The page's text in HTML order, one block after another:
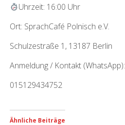
Uhrzeit: 16:00 Uhr
Ort: SprachCafé Polnisch e.V.
Schulzestraße 1, 13187 Berlin
Anmeldung / Kontakt (WhatsApp):
015129434752
Ähnliche Beiträge